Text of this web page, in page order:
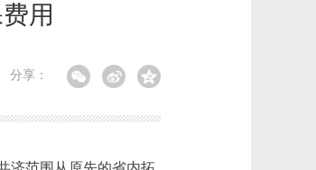
用
分享：